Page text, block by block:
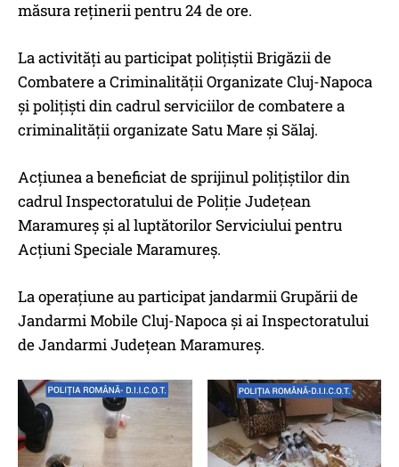
măsura reținerii pentru 24 de ore.
La activități au participat polițiștii Brigăzii de
Combatere a Criminalității Organizate Cluj-Napoca
și polițiști din cadrul serviciilor de combatere a
criminalității organizate Satu Mare și Sălaj.
Acțiunea a beneficiat de sprijinul polițiștilor din
cadrul Inspectoratului de Poliție Județean
Maramureș și al luptătorilor Serviciului pentru
Acțiuni Speciale Maramureș.
La operațiune au participat jandarmii Grupării de
Jandarmi Mobile Cluj-Napoca și ai Inspectoratului
de Jandarmi Județean Maramureș.